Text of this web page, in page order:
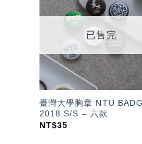
已售完
臺灣大學胸章 NTU
2018 S/S – 六款
NT$35